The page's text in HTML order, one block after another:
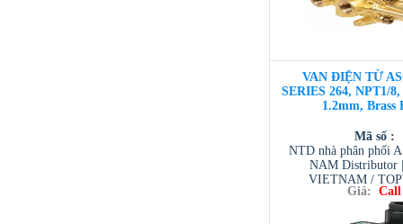
VAN ĐIỆN TỪ
SERIES 264, NPT1/
1.2mm, Brass
Mã số :
NTD nhà phân phối
NAM Distributor
VIETNAM /
VIETNAM /
/ TESCOM
Giá: Call